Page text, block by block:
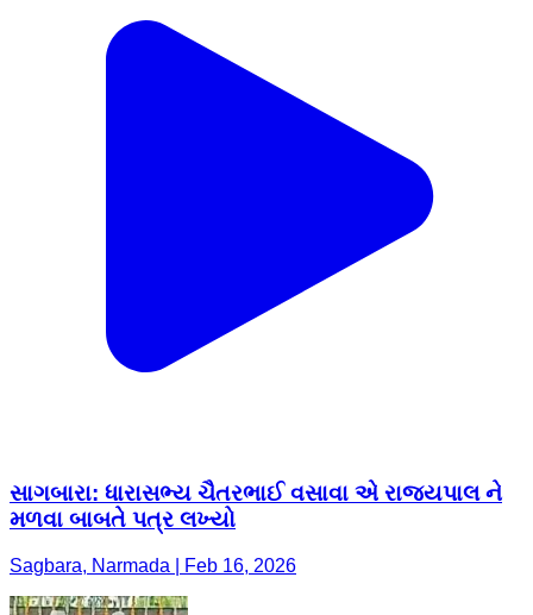
સાગબારા: ધારાસભ્ય ચૈતરભાઈ વસાવા એ રાજ્યપાલ ને
મળવા બાબતે પત્ર લખ્યો
Sagbara, Narmada | Feb 16, 2026